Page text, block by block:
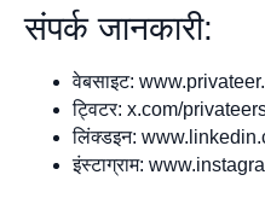
संपर्क जानकारी:
वेबसाइट:
ट्विटर: x.com/
लिंक्डइन:
इंस्टाग्राम: